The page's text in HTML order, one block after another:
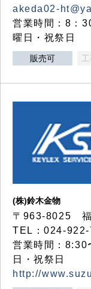
akeda02-
営業時間：8：
曜日・祝祭日
販売可
(株)鈴木金物
〒963-8025 福
TEL：024-
営業時間：8:30
日・祝祭日
http://